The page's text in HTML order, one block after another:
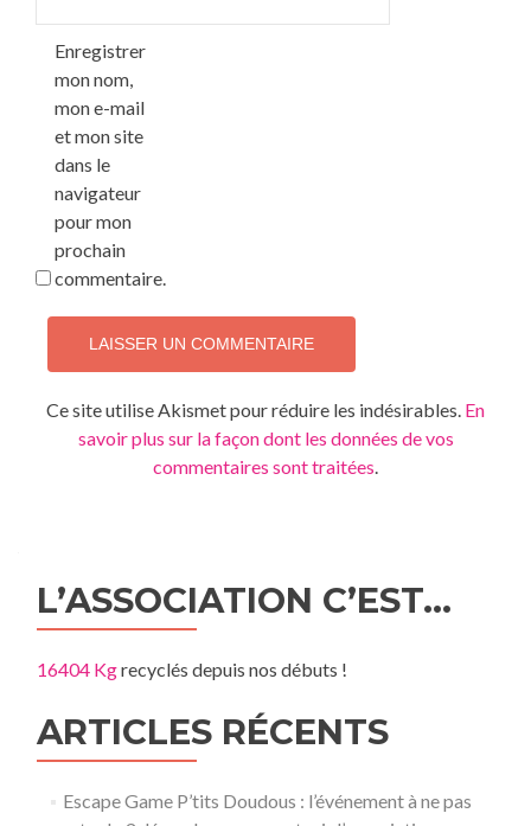
Enregistrer
mon nom,
mon e-mail
et mon site
dans le
navigateur
pour mon
prochain
commentaire.
Ce site utilise Akismet pour réduire les indésirables. En
savoir plus sur la façon dont les données de vos
commentaires sont traitées.
L’ASSOCIATION C’EST…
16404 Kgrecyclés depuis nos débuts !
ARTICLES RÉCENTS
Escape Game P’tits Doudous : l’événement à ne pas